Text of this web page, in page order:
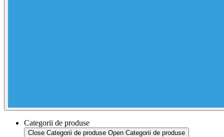
Categorii de produse
Close Categorii de produse Open Categorii de produse